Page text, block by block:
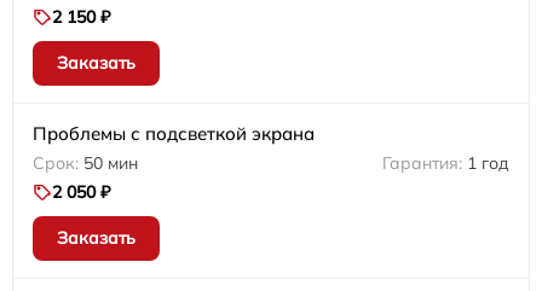
2 150 ₽
Заказать
Проблемы с подсветкой экрана
50 мин
1 год
2 050 ₽
Заказать